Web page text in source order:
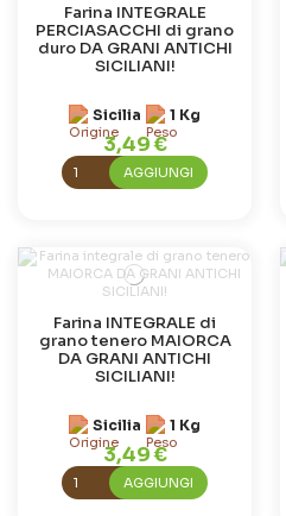
Farina INTEGRALE
PERCIASACCHI di grano
duro DA GRANI ANTICHI
SICILIANI!
Sicilia 1 Kg
3,49 €
AGGIUNGI
Farina INTEGRALE di
grano tenero MAIORCA
DA GRANI ANTICHI
SICILIANI!
Sicilia 1 Kg
3,49 €
AGGIUNGI